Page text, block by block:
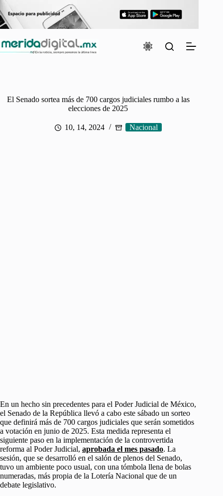
al
contenido
El Senado sortea más de 700 cargos judiciales rumbo a las
elecciones de 2025
10, 14, 2024 Nacional
En un hecho sin precedentes para el Poder Judicial de México,
el Senado de la República llevó a cabo este sábado un sorteo
que definirá más de 700 cargos judiciales que serán sometidos
a votación en junio de 2025. Esta medida representa el
siguiente paso en la implementación de la controvertida
reforma al Poder Judicial, aprobada el mes pasado. La
sesión, que se desarrolló en el salón de plenos del Senado,
tuvo un ambiente poco usual, con una tómbola llena de bolas
numeradas, más propia de la Lotería Nacional que de un
debate legislativo.